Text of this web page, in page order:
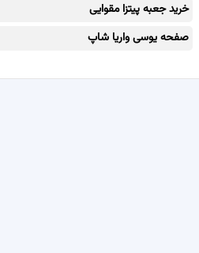
خرید جعبه پیتزا مقوایی
صفحه یوسی واریا شاپ